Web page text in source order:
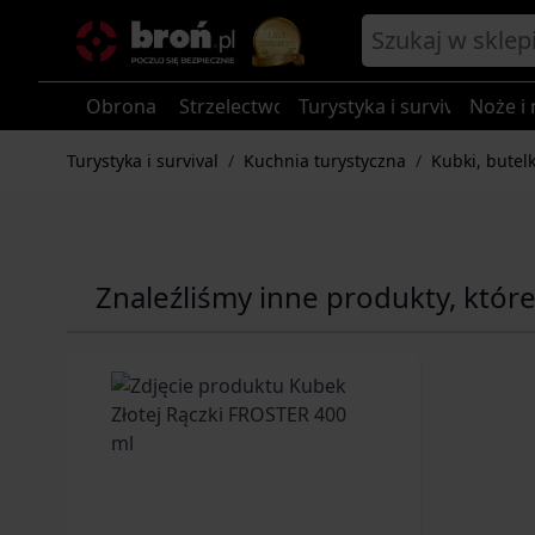
Obrona Strzelectwo Turystyka i survival Noże i
Turystyka i survival / Kuchnia turystyczna / Kubki,
Znaleźliśmy inne produkty,